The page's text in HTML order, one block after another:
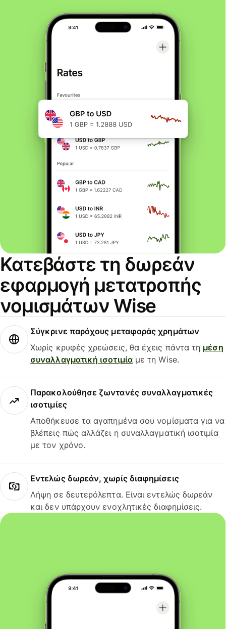
Κατεβάστε τη δωρεάν
εφαρμογή μετατροπής
νομισμάτων Wise
Σύγκρινε παρόχους μεταφοράς χρημάτων
Χωρίς κρυφές χρεώσεις, θα έχεις πάντα τη μέση
συναλλαγματική ισοτιμίαμε τη Wise.
Παρακολούθησε ζωντανές συναλλαγματικές
ισοτιμίες
Αποθήκευσε τα αγαπημένα σου νομίσματα για να
βλέπεις πώς αλλάζει η συναλλαγματική ισοτιμία
με τον χρόνο.
Εντελώς δωρεάν, χωρίς διαφημίσεις
Λήψη σε δευτερόλεπτα. Είναι εντελώς δωρεάν
και δεν υπάρχουν ενοχλητικές διαφημίσεις.